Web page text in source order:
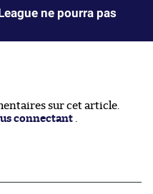
ne pourra pas
sur cet article.
connectant .